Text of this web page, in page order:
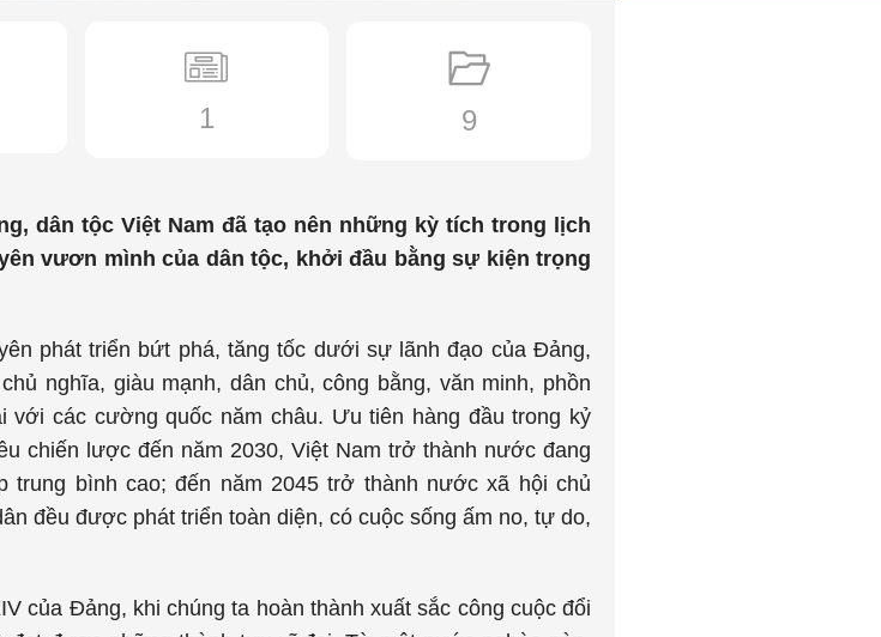
1 9
dân tộc Việt Nam đã tạo nên những kỳ tích trong lịch
vươn mình của dân tộc, khởi đầu bằng sự kiện trọng
phát triển bứt phá, tăng tốc dưới sự lãnh đạo của Đảng,
nghĩa, giàu mạnh, dân chủ, công bằng, văn minh, phồn
với các cường quốc năm châu. Ưu tiên hàng đầu trong kỷ
chiến lược đến năm 2030, Việt Nam trở thành nước đang
trung bình cao; đến năm 2045 trở thành nước xã hội chủ
đều được phát triển toàn diện, có cuộc sống ấm no, tự do,
của Đảng, khi chúng ta hoàn thành xuất sắc công cuộc đổi